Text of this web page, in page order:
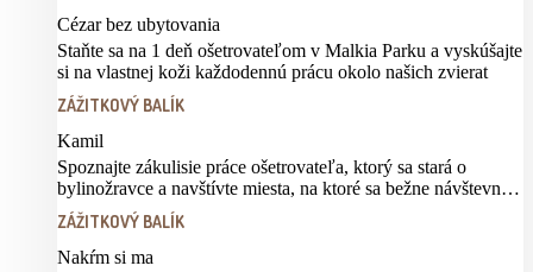
Cézar bez ubytovania
Staňte sa na 1 deň ošetrovateľom v Malkia Parku a vyskúšajte
si na vlastnej koži každodennú prácu okolo našich zvierat
ZÁŽITKOVÝ BALÍK
Kamil
Spoznajte zákulisie práce ošetrovateľa, ktorý sa stará o
bylinožravce a navštívte miesta, na ktoré sa bežne návštevník
nedostane
ZÁŽITKOVÝ BALÍK
Nakŕm si ma